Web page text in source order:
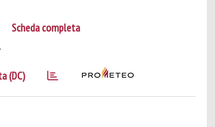
Scheda completa
(DC)